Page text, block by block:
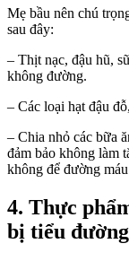
Mẹ bầu nên chú
sau đây:
– Thịt nạc, đậu hũ,
không đường.
– Các loại hạt đậu
– Chia nhỏ các bữa
đảm bảo không làm
không để đường
4. Thực
bị tiểu